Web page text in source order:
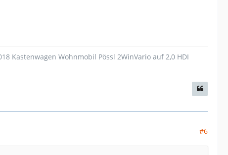
Kastenwagen Wohnmobil Pössl 2WinVario auf 2,0 HDI
#6